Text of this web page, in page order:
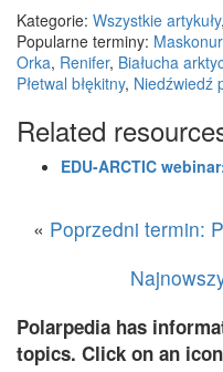
Kategorie: Wszystkie artykuły,
Popularne terminy:
Orka, Renifer, Białucha
Płetwal błękitny, Niedźwiedź
Related
EDU-ARCTIC
« Poprzedni termin:
Polarpedia has
topics. Click on an